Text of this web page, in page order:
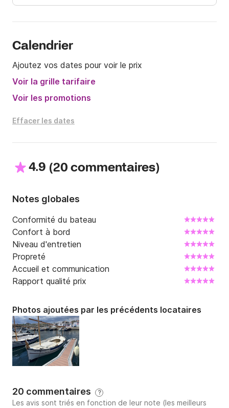
Calendrier
Ajoutez vos dates pour voir le prix
Voir la grille tarifaire
Voir les promotions
Effacer les dates
4.9 (20 commentaires)
Notes globales
Conformité du bateau
Confort à bord
Niveau d'entretien
Propreté
Accueil et communication
Rapport qualité prix
Photos ajoutées par les précédents locataires
20 commentaires ?
Les avis sont triés en fonction de leur note (les meilleurs